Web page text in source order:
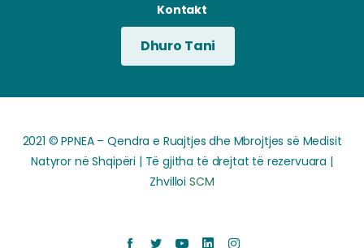
Kontakt
Dhuro Tani
2021 © PPNEA – Qendra e Ruajtjes dhe Mbrojtjes së Medisit
Natyror në Shqipëri | Të gjitha të drejtat të rezervuara |
ZhvilloiSCM